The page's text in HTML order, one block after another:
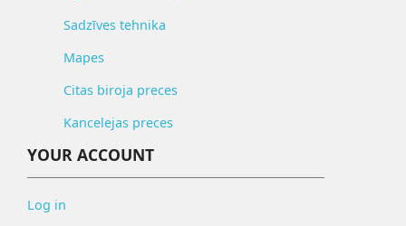
Sadzīves tehnika
Mapes
Citas biroja preces
Kancelejas preces
YOUR ACCOUNT
Log in